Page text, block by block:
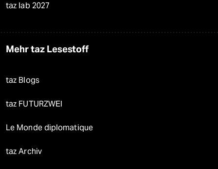
taz lab 2027
Mehr taz Lesestoff
taz Blogs
taz FUTURZWEI
Le Monde diplomatique
taz Archiv